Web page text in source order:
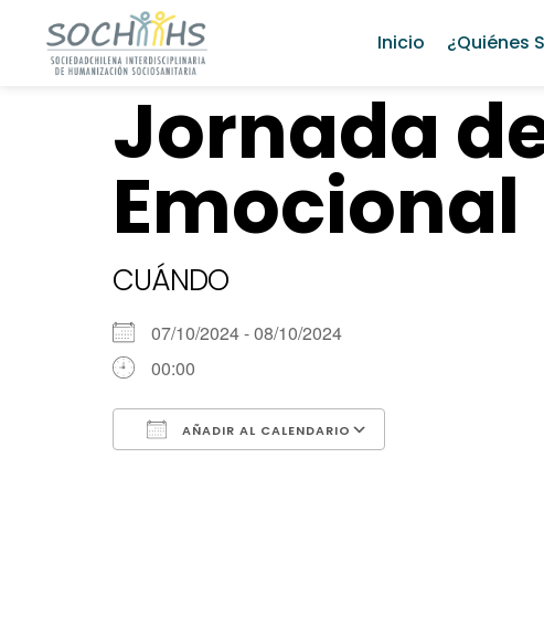
Inicio ¿Quiénes
Jornada
Emocional
CUÁNDO
07/10/2024 - 08/10/2024
00:00
AÑADIR AL CALENDARIO